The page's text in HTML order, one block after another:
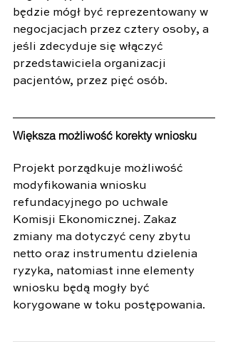
będzie mógł być reprezentowany w
negocjacjach przez cztery osoby, a
jeśli zdecyduje się włączyć
przedstawiciela organizacji
pacjentów, przez pięć osób.
Większa możliwość korekty wniosku
Projekt porządkuje możliwość
modyfikowania wniosku
refundacyjnego po uchwale
Komisji Ekonomicznej. Zakaz
zmiany ma dotyczyć ceny zbytu
netto oraz instrumentu dzielenia
ryzyka, natomiast inne elementy
wniosku będą mogły być
korygowane w toku postępowania.